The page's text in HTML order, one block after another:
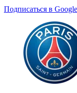
Подписаться в Google